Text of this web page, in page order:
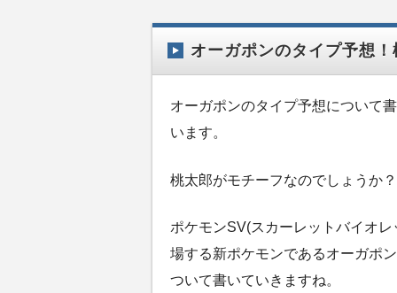
オーガポンのタイプ予想
オーガポンのタイプ予想について
います。
桃太郎がモチーフなのでしょうか？
ポケモンSV(スカーレットバイオ
場する新ポケモンであるオーガポ
ついて書いていきますね。